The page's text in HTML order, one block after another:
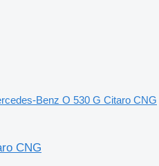
Benz O 530 G Citaro CNG
CNG